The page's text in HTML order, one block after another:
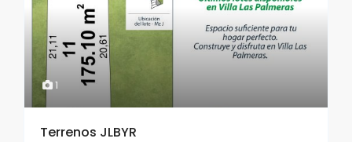
1
Terrenos JLBYR